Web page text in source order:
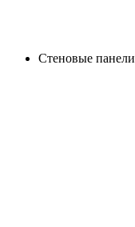
Стеновые панели